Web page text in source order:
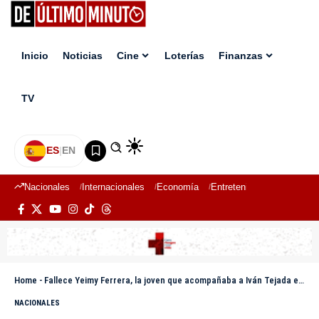
Inicio Noticias Cine Loterías Finanzas
TV
ES|EN
Nacionales Internacionales Economía Entretenimiento
Home - Fallece Yeimy Ferrera, la joven que acompañaba a Iván Tejada en accidente de tránsito
NACIONALES